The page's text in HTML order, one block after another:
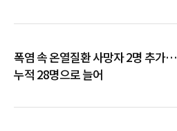
폭염 속 온열질환 사망자 2명 추가…
누적 28명으로 늘어